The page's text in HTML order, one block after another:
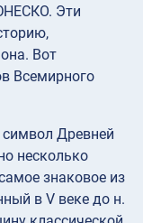
Эти
Вот
Всемирного
Древней
несколько
знаковое из
в V веке до н.